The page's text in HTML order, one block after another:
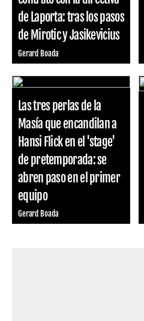
de Laporta: tras los pasos
de Mirotic y Jasikevicius
Gerard Boada
Las tres perlas de la
Masía que encandilan a
Hansi Flick en el 'stage'
de pretemporada: se
abren paso en el primer
equipo
Gerard Boada